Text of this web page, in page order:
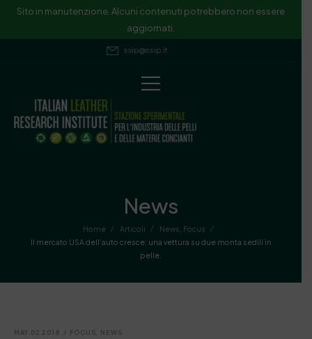
Sito in manutenzione. Alcuni contenuti potrebbero non essere
aggiornati.
ssip@ssip.it
News
Home / Articoli / News Focus
/
Il mercato USA dell’auto cresce: una vettura su due monta sedili in
pelle.
MAY 02 2018 / FOCUS, NEWS